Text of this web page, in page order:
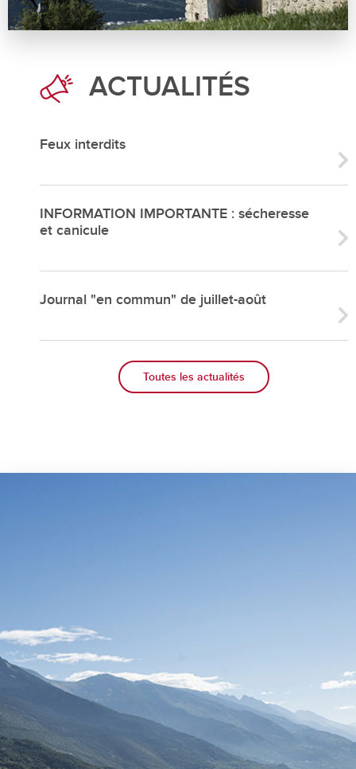
ACTUALITÉS
Feux interdits
INFORMATION IMPORTANTE : sécheresse
et canicule
Journal "en commun" de juillet-août
Toutes les actualités